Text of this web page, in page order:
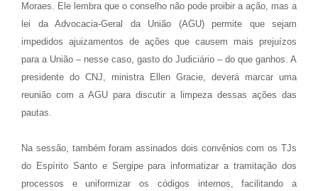
Moraes. Ele lembra que o conselho não pode proibir a ação, mas a
lei da Advocacia-Geral da União (AGU) permite que sejam
impedidos ajuizamentos de ações que causem mais prejuízos
para a União – nesse caso, gasto do Judiciário – do que ganhos. A
presidente do CNJ, ministra Ellen Gracie, deverá marcar uma
reunião com a AGU para discutir a limpeza dessas ações das
pautas.
Na sessão, também foram assinados dois convênios com os TJs
do Espírito Santo e Sergipe para informatizar a tramitação dos
processos e uniformizar os códigos internos, facilitando a